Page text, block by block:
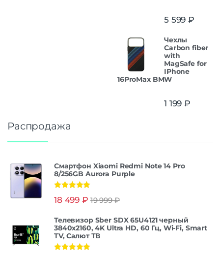
5 599 ₽
Чехлы
Carbon fiber
with
MagSafe for
IPhone
16ProMax BMW
1 199 ₽
Распродажа
Смартфон Xiaomi Redmi Note 14 Pro
8/256GB Aurora Purple
из 5
18 499 ₽ 19 999₽
Телевизор Sber SDX 65U4121 черный
3840x2160, 4K Ultra HD, 60 Гц, Wi-Fi, Smart
TV, Салют ТВ